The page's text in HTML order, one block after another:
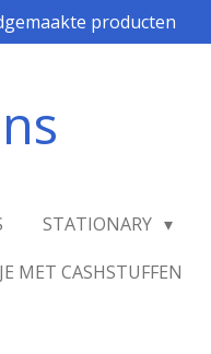
producten
STATIONARY
MET CASHSTUFFEN